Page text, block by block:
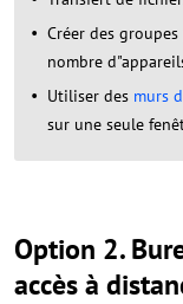
Créer des
nombre
Utiliser des murs
sur une seule
Option 2.
accès à